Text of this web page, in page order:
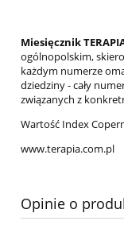
Miesięcznik
ogólnopolskim,
każdym numerze
dziedziny - cały
związanych z
Wartość Index
www.terapia.com.pl
Opinie o